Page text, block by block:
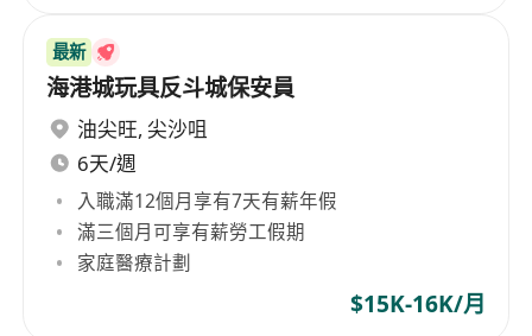
最新
海港城玩具反斗城保安員
油尖旺, 尖沙咀
6天/週
入職滿12個月享有7天有薪年假
滿三個月可享有薪勞工假期
家庭醫療計劃
$15K-16K/月